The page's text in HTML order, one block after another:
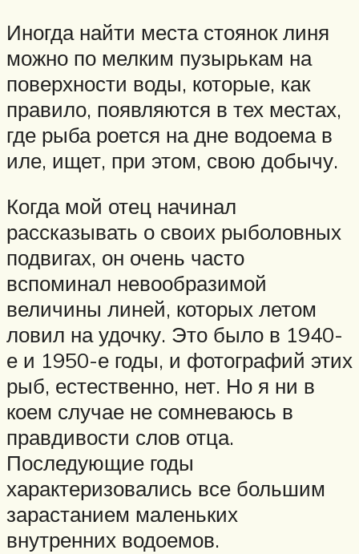
Иногда найти места стоянок линя
можно по мелким пузырькам на
поверхности воды, которые, как
правило, появляются в тех местах,
где рыба роется на дне водоема в
иле, ищет, при этом, свою добычу.
Когда мой отец начинал
рассказывать о своих рыболовных
подвигах, он очень часто
вспоминал невообразимой
величины линей, которых летом
ловил на удочку. Это было в 1940-
е и 1950-е годы, и фотографий этих
рыб, естественно, нет. Но я ни в
коем случае не сомневаюсь в
правдивости слов отца.
Последующие годы
характеризовались все большим
зарастанием маленьких
внутренних водоемов.